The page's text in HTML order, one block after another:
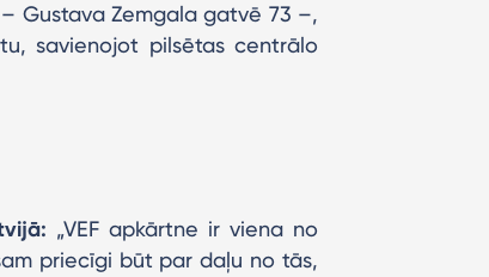
– Gustava Zemgala gatvē 73 –,
savienojot pilsētas centrālo
„VEF apkārtne ir viena no
priecīgi būt par daļu no tās,